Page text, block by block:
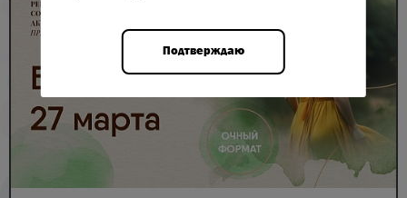
Подтверждаю